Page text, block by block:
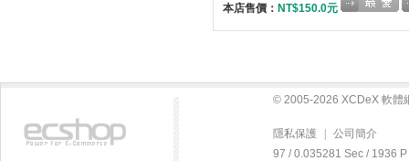
本店售價： NT$150.0元
© 2005-2026 XCDeX 軟體
隱私保護
公司簡介
97 / 0.035281 Sec / 1936